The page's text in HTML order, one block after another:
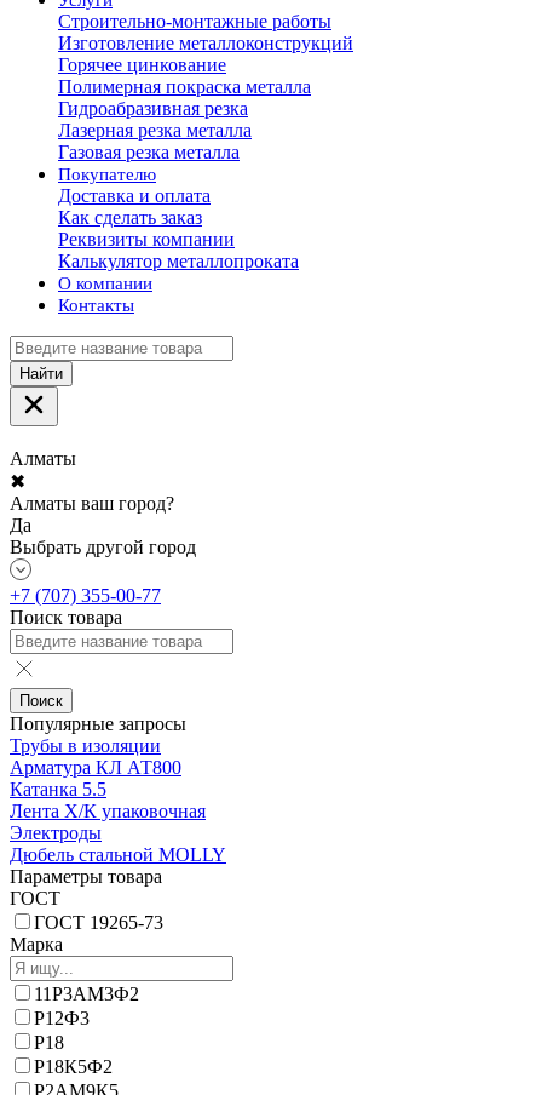
Строительно-монтажные работы
Изготовление металлоконструкций
Горячее цинкование
Полимерная покраска металла
Гидроабразивная резка
Лазерная резка металла
Газовая резка металла
Покупателю
Доставка и оплата
Как сделать заказ
Реквизиты компании
Калькулятор металлопроката
О компании
Контакты
Найти
Алматы
✖
Алматы ваш город?
Да
Выбрать другой город
+7 (707) 355-00-77
Поиск товара
Поиск
Популярные запросы
Трубы в изоляции
Арматура КЛ АТ800
Катанка 5.5
Лента Х/К упаковочная
Электроды
Дюбель стальной MOLLY
Параметры товара
ГОСТ
ГОСТ 19265-73
Марка
11Р3АМ3Ф2
Р12Ф3
Р18
Р18К5Ф2